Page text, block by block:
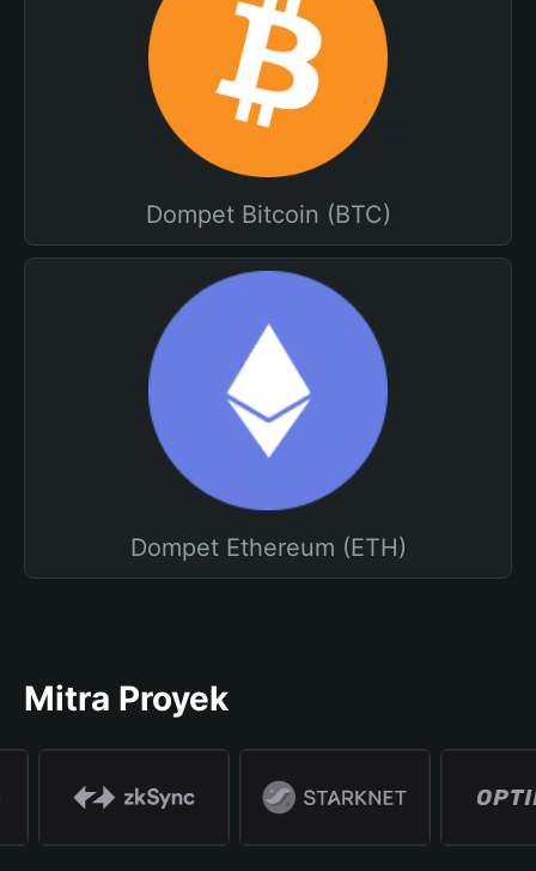
Dompet Bitcoin (BTC)
Dompet Ethereum (ETH)
Mitra Proyek